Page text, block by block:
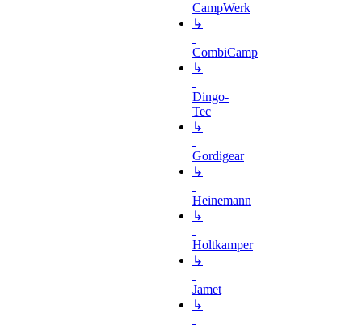
CampWerk
↳
CombiCamp
↳
Dingo-
Tec
↳
Gordigear
↳
Heinemann
↳
Holtkamper
↳
Jamet
↳